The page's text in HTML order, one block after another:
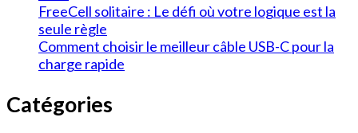
FreeCell solitaire : Le défi où votre logique est la
seule règle
Comment choisir le meilleur câble USB-C pour la
charge rapide
Catégories